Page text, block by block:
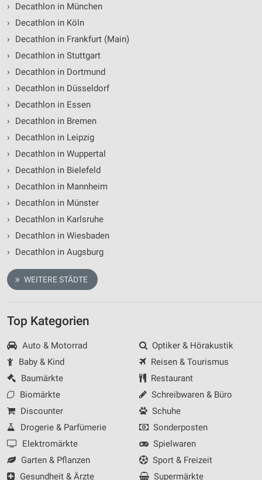
›
Decathlon in München
›
Decathlon in Köln
›
Decathlon in Frankfurt (Main)
›
Decathlon in Stuttgart
›
Decathlon in Dortmund
›
Decathlon in Düsseldorf
›
Decathlon in Essen
›
Decathlon in Bremen
›
Decathlon in Leipzig
›
Decathlon in Wuppertal
›
Decathlon in Bielefeld
›
Decathlon in Mannheim
›
Decathlon in Münster
›
Decathlon in Karlsruhe
›
Decathlon in Wiesbaden
›
Decathlon in Augsburg
WEITERE STÄDTE
Top Kategorien
Auto & Motorrad
Baby & Kind
Baumärkte
Biomärkte
Discounter
Drogerie & Parfümerie
Elektromärkte
Garten & Pflanzen
Gesundheit & Ärzte
Optiker & Hörakustik
Reisen & Tourismus
Restaurant
Schreibwaren & Büro
Schuhe
Sonderposten
Spielwaren
Sport & Freizeit
Supermärkte
Geräte anhand von aktiv angeforderten
Nicht-IAB-Verarbeitungszwecke:
Notwendig
Performance
Funktional
Werbung